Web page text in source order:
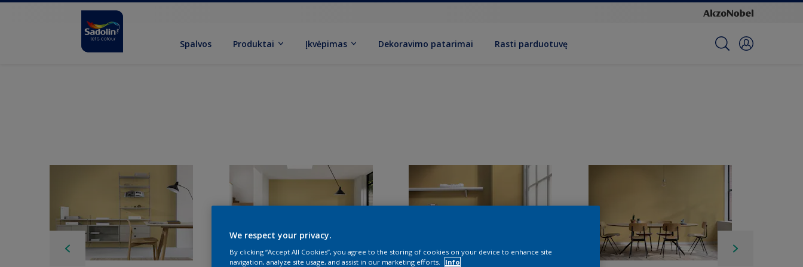
Spalvos Produktai Įkvėpimas Dekoravimo patarimai Rasti parduotuvę
We respect your privacy.
By clicking “Accept All Cookies”, you agree to the storing of cookies on your device to enhance site
navigation, analyze site usage, and assist in our marketing efforts.
Info